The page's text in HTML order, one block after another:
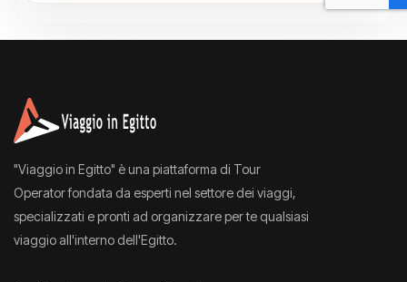
"Viaggio in Egitto" è una piattaforma di Tour
Operator fondata da esperti nel settore dei viaggi,
specializzati e pronti ad organizzare per te qualsiasi
viaggio all'interno dell'Egitto.